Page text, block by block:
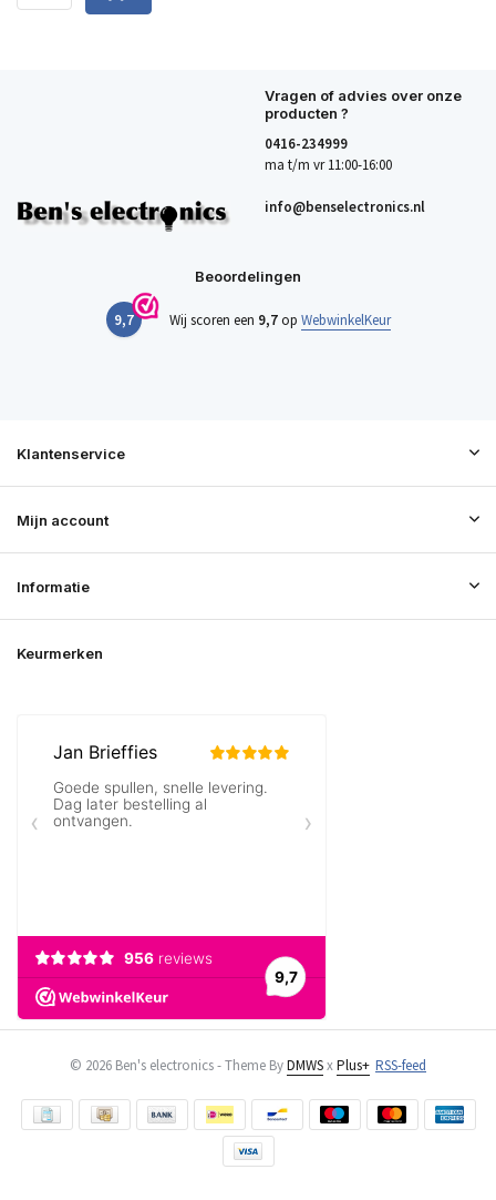
Vragen of advies over onze
producten ?
0416-234999
ma t/m vr 11:00-16:00
info@benselectronics.nl
Beoordelingen
9,7 Wij scoren een 9,7op WebwinkelKeur
Klantenservice
Mijn account
Informatie
Keurmerken
© 2026 Ben's electronics - Theme ByDMWSxPlus+ RSS-feed